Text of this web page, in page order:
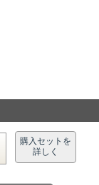
購入セットを
詳しく